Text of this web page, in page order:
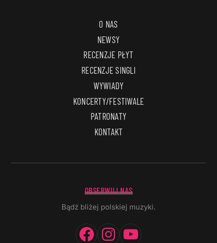
O NAS
NEWSY
RECENZJE PŁYT
RECENZJE SINGLI
WYWIADY
KONCERTY/FESTIWALE
PATRONATY
KONTAKT
OBSERWUJ NAS
Bądź bliżej polskiej muzyki.
Facebook
Instagram